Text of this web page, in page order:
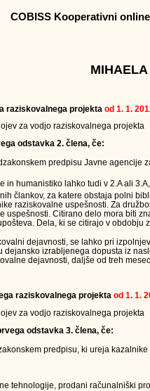
COBISS Kooperativni
raziskovalnega projekta od 1. 1.
za vodjo raziskovalnega projekta
odstavka 2. člena, če:
predpisu Javne
in humanistiko lahko tudi v 2.A ali
člankov, za katere obstaja polni
raziskovalne uspešnosti. Za
Citirano delo mora biti
Dela, ki se citirajo v
dejavnosti, se lahko pri
izrabljenega dopusta iz
dejavnosti, daljše od treh
raziskovalnega projekta od 1. 1.
za vodjo raziskovalnega projekta
odstavka 3. člena, če:
predpisu, ki ureja
tehnologije, prodani računalniški